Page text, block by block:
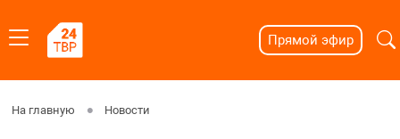
Прямой эфир
На главную Новости